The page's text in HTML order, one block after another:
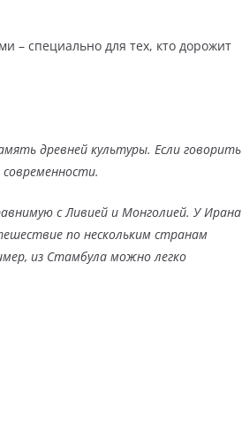
– специально для тех, кто дорожит
древней культуры. Если говорить
с Ливией и Монголией. У Ирана
по нескольким странам
из Стамбула можно легко